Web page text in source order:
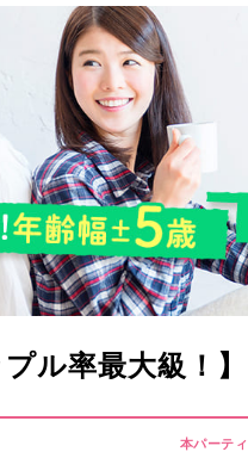
プル率最大級！
本パーテ